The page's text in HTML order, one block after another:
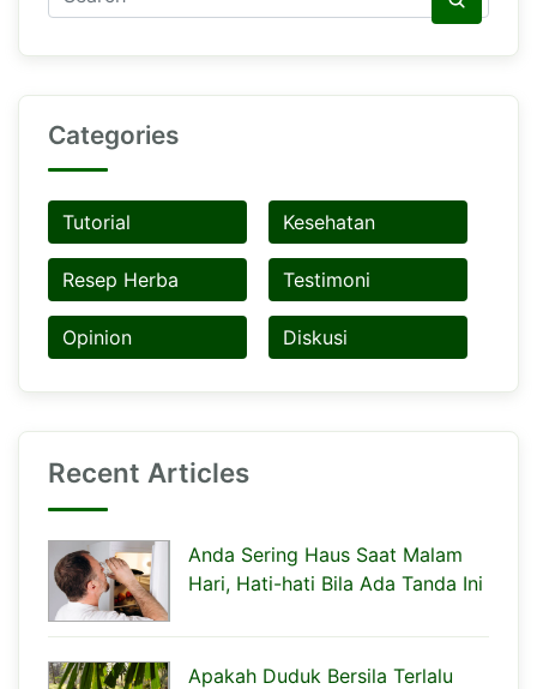
Categories
Tutorial Kesehatan
Resep Herba Testimoni
Opinion Diskusi
Recent Articles
Anda Sering Haus Saat Malam
Hari, Hati-hati Bila Ada Tanda Ini
Apakah Duduk Bersila Terlalu